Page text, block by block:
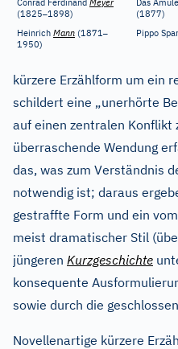
Conrad Ferdinand Meyer
(1825–1898)
Das
(1877)
Heinrich Mann (1871–
1950)
Pippo
kürzere Erzählform um ein
schildert eine „unerhörte
auf einen zentralen Konflikt
überraschende Wendung
das, was zum Verständnis
notwendig ist; daraus
gestraffte Form und ein
meist dramatischer Stil
jüngeren Kurzgeschichte
konsequente
sowie durch die
Novellenartige kürzere